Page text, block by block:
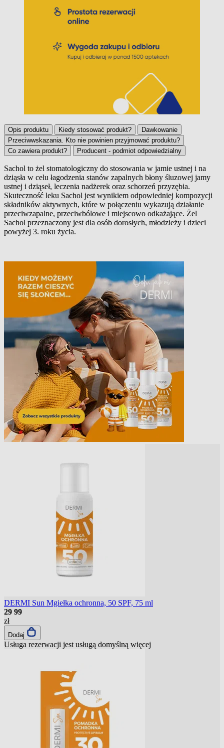
Opis produktu Kiedy stosować produkt?
Dawkowanie
Przeciwwskazania. Kto nie powinien przyjmować produktu?
Co zawiera produkt?
Producent - podmiot odpowiedzialny
Opis produktu
Sachol to żel stomatologiczny do stosowania w jamie ustnej i na
dziąsła w celu łagodzenia stanów zapalnych błony śluzowej jamy
ustnej i dziąseł, leczenia nadżerek oraz schorzeń przyzębia.
Skuteczność leku Sachol jest wynikiem odpowiedniej kompozycji
składników aktywnych, które w połączeniu wykazują działanie
przeciwzapalne, przeciwbólowe i miejscowo odkażające. Żel
Sachol przeznaczony jest dla osób dorosłych, młodzieży i dzieci
powyżej 3. roku życia.
DERMI Sun Mgiełka ochronna, 50 SPF, 75 ml
29 99
zł
Dodaj
Usługa rezerwacji jest usługą domyślną więcej